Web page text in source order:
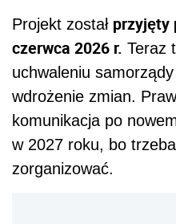
Projekt został przyjęty
czerwca 2026 r. Teraz
uchwaleniu
wdrożenie zmian.
komunikacja po
w 2027 roku, bo
zorganizować.